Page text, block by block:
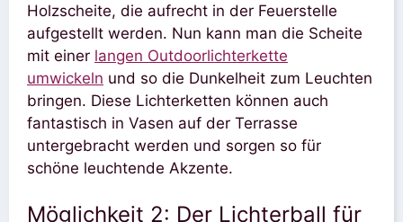
Holzscheite, die aufrecht in der Feuerstelle
aufgestellt werden. Nun kann man die Scheite
mit einer langen Outdoorlichterkette
umwickeln und so die Dunkelheit zum Leuchten
bringen. Diese Lichterketten können auch
fantastisch in Vasen auf der Terrasse
untergebracht werden und sorgen so für
schöne leuchtende Akzente.
Möglichkeit 2: Der Lichterball für